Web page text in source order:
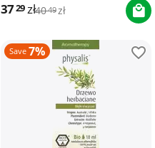
3729zł4049zł
Save 7%